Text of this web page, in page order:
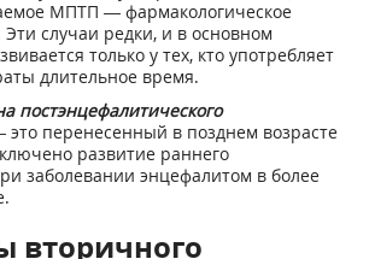
МПТП — фармакологическое
случаи редки, и в основном
только у тех, кто употребляет
длительное время.
постэнцефалитического
перенесенный в позднем возрасте
развитие раннего
заболевании энцефалитом в более
вторичного